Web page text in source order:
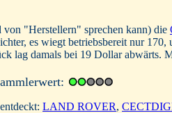
"Herstellern" sprechen kann) die
es wiegt betriebsbereit nur
lag damals bei 19 Dollar abwärts.
LAND ROVER,